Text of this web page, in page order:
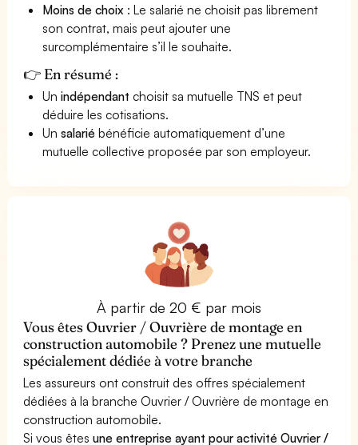
Moins de choix : Le salarié ne choisit pas librement
son contrat, mais peut ajouter une
surcomplémentaire s’il le souhaite.
👉 En résumé :
Unindépendant choisit sa mutuelle TNS et peut
déduire les cotisations.
Unsalarié bénéficie automatiquement d’une
mutuelle collective proposée par son employeur.
À partir de 20 € par mois
Vous êtes Ouvrier / Ouvrière de montage en
construction automobile ? Prenez une mutuelle
spécialement dédiée à votre branche
Les assureurs ont construit des offres spécialement
dédiées à la branche Ouvrier / Ouvrière de montage en
construction automobile.
Si vous êtesune entreprise ayant pour activité Ouvrier /